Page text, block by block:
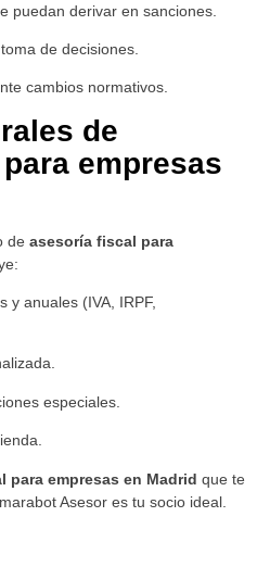
puedan derivar en sanciones.
de decisiones.
cambios normativos.
de
empresas
de asesoría fiscal para
y anuales (IVA, IRPF,
especiales.
para empresas en Madrid que te
Asesor es tu socio ideal.